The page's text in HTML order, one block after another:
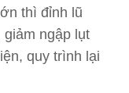
thì đỉnh lũ
ngập lụt
quy trình lại